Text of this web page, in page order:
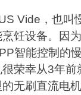
Vide，也叫
饪设备。因
智能控制的
荣幸从3年
无刷直流电